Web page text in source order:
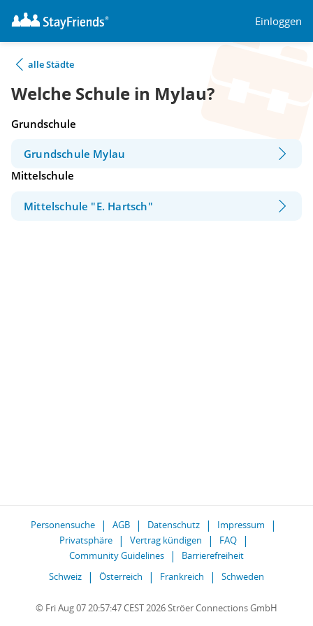
Einloggen
alle Städte
Welche Schule in Mylau?
Grundschule
Grundschule Mylau
Mittelschule
Mittelschule "E. Hartsch"
Personensuche AGB Datenschutz
Impressum
Privatsphäre
Vertrag kündigen
FAQ
Community Guidelines
Barrierefreiheit
Schweiz
Österreich Frankreich Schweden
© Fri Aug 07 20:57:47 CEST 2026 Ströer Connections GmbH